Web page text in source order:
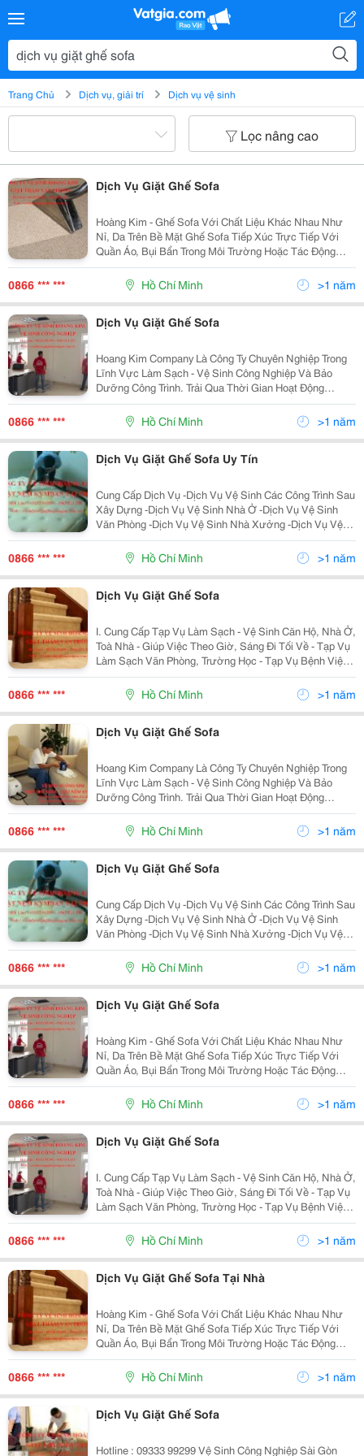
Trang Chủ Dịch vụ, giải trí Dịch vụ vệ sinh
Lọc nâng cao
Dịch Vụ Giặt Ghế Sofa
Hoàng Kim - Ghế Sofa Với Chất Liệu Khác Nhau Như
Nỉ, Da Trên Bề Mặt Ghế Sofa Tiếp Xúc Trực Tiếp Với
Quần Áo, Bụi Bẩn Trong Môi Trường Hoặc Tác Động
Trực Tiếp Của Con Người Trong Sinh Hoạt Hàng Ngày
Nên Dễ Dàng Có Các Vết Bẩn Qua Một Thời Gian Sử
0866 *** *** Hồ Chí Minh >1 năm
Dịch Vụ Giặt Ghế Sofa
Hoang Kim Company Là Công Ty Chuyên Nghiệp Trong
Lĩnh Vực Làm Sạch - Vệ Sinh Công Nghiệp Và Bảo
Dưỡng Công Trình. Trải Qua Thời Gian Hoạt Động
Chúng Tôi Ngày Càng Khẳng Định Được Chất Lượng,
Nâng Cao Thương Hiệu Trên Thị Trường, Quy Mô Lao
Động Không
0866 *** *** Hồ Chí Minh >1 năm
Dịch Vụ Giặt Ghế Sofa Uy Tín
Cung Cấp Dịch Vụ -Dịch Vụ Vệ Sinh Các Công Trình Sau
Xây Dựng -Dịch Vụ Vệ Sinh Nhà Ở -Dịch Vụ Vệ Sinh
Văn Phòng -Dịch Vụ Vệ Sinh Nhà Xưởng -Dịch Vụ Vệ
Sinh Trường Học -Dịch Vụ Lau Kính Văn Phòng, Tòa
Nhà -Dịch Vụ Quét Màng Nhện Mái Trần Nhà Xưởng, La
0866 *** *** Hồ Chí Minh >1 năm
Dịch Vụ Giặt Ghế Sofa
I. Cung Cấp Tạp Vụ Làm Sạch - Vệ Sinh Căn Hộ, Nhà Ở,
Toà Nhà - Giúp Việc Theo Giờ, Sáng Đi Tối Về - Tạp Vụ
Làm Sạch Văn Phòng, Trường Học - Tạp Vụ Bệnh Viện,
Khách Sạn, Nhà Hàng. - Tạp Vụ Siêu Thị, Tttm Ii. Dịch
Vụ Vệ Si
0866 *** *** Hồ Chí Minh >1 năm
Dịch Vụ Giặt Ghế Sofa
Hoang Kim Company Là Công Ty Chuyên Nghiệp Trong
Lĩnh Vực Làm Sạch - Vệ Sinh Công Nghiệp Và Bảo
Dưỡng Công Trình. Trải Qua Thời Gian Hoạt Động
Chúng Tôi Ngày Càng Khẳng Định Được Chất Lượng,
Nâng Cao Thương Hiệu Trên Thị Trường, Quy Mô Lao
Động Không
0866 *** *** Hồ Chí Minh >1 năm
Dịch Vụ Giặt Ghế Sofa
Cung Cấp Dịch Vụ -Dịch Vụ Vệ Sinh Các Công Trình Sau
Xây Dựng -Dịch Vụ Vệ Sinh Nhà Ở -Dịch Vụ Vệ Sinh
Văn Phòng -Dịch Vụ Vệ Sinh Nhà Xưởng -Dịch Vụ Vệ
Sinh Trường Học -Dịch Vụ Lau Kính Văn Phòng, Tòa
Nhà -Dịch Vụ Quét Màng Nhện Mái Trần Nhà Xưởng, La
0866 *** *** Hồ Chí Minh >1 năm
Dịch Vụ Giặt Ghế Sofa
Hoàng Kim - Ghế Sofa Với Chất Liệu Khác Nhau Như
Nỉ, Da Trên Bề Mặt Ghế Sofa Tiếp Xúc Trực Tiếp Với
Quần Áo, Bụi Bẩn Trong Môi Trường Hoặc Tác Động
Trực Tiếp Của Con Người Trong Sinh Hoạt Hàng Ngày
Nên Dễ Dàng Có Các Vết Bẩn Qua Một Thời Gian Sử
0866 *** *** Hồ Chí Minh >1 năm
Dịch Vụ Giặt Ghế Sofa
I. Cung Cấp Tạp Vụ Làm Sạch - Vệ Sinh Căn Hộ, Nhà Ở,
Toà Nhà - Giúp Việc Theo Giờ, Sáng Đi Tối Về - Tạp Vụ
Làm Sạch Văn Phòng, Trường Học - Tạp Vụ Bệnh Viện,
Khách Sạn, Nhà Hàng. - Tạp Vụ Siêu Thị, Tttm Ii. Dịch
Vụ Vệ Si
0866 *** *** Hồ Chí Minh >1 năm
Dịch Vụ Giặt Ghế Sofa Tại Nhà
Hoàng Kim - Ghế Sofa Với Chất Liệu Khác Nhau Như
Nỉ, Da Trên Bề Mặt Ghế Sofa Tiếp Xúc Trực Tiếp Với
Quần Áo, Bụi Bẩn Trong Môi Trường Hoặc Tác Động
Trực Tiếp Của Con Người Trong Sinh Hoạt Hàng Ngày
Nên Dễ Dàng Có Các Vết Bẩn Qua Một Thời Gian Sử
0866 *** *** Hồ Chí Minh >1 năm
Dịch Vụ Giặt Ghế Sofa
Hotline : 09333 99299 Vệ Sinh Công Nghiệp Sài Gòn